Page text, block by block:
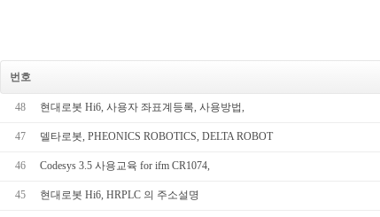
번호
48 현대로봇 Hi6, 사용자 좌표계등록, 사용방법,
47 델타로봇, PHEONICS ROBOTICS, DELTA ROBOT
46 Codesys 3.5 사용교육 for ifm CR1074,
45 현대로봇 Hi6, HRPLC 의 주소설명